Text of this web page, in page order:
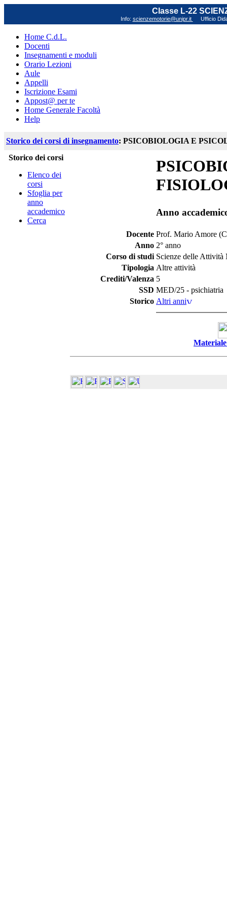
Classe L-22
Info: scienzemotorie@unipr.it Ufficio
Home C.d.L.
Docenti
Insegnamenti e moduli
Orario Lezioni
Aule
Appelli
Iscrizione Esami
Appost@ per te
Home Generale Facoltà
Help
Storico dei corsi di insegnamento: PSICOBIOLOGIA E
Storico dei corsi
Elenco dei
corsi
Sfoglia per
anno
accademico
Cerca
Anno
Docente Prof. Mario Amore
Anno 2° anno
Corso di studi Scienze delle Attività
Tipologia Altre attività
Crediti/Valenza 5
SSD MED/25 - psichiatria
Storico Altri anni